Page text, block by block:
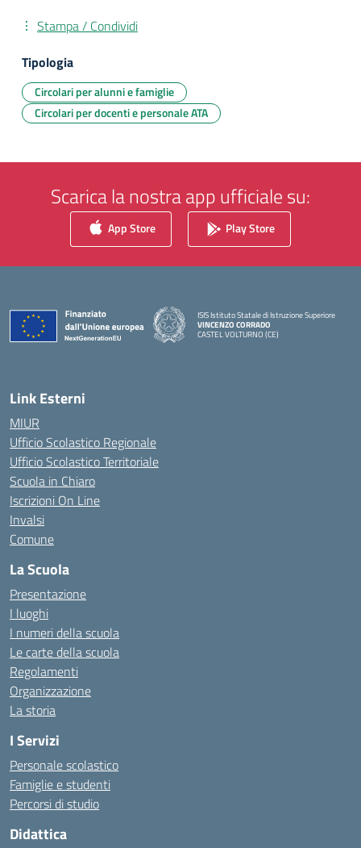
Stampa / Condividi
Tipologia
Circolari per alunni e famiglie
Circolari per docenti e personale ATA
Scarica la nostra app ufficiale su:
App Store Play Store
ISIS Istituto Statale di Istruzione Superiore
VINCENZO CORRADO
CASTEL VOLTURNO (CE)
Link Esterni
MIUR
Ufficio Scolastico Regionale
Ufficio Scolastico Territoriale
Scuola in Chiaro
Iscrizioni On Line
Invalsi
Comune
La Scuola
Presentazione
I luoghi
I numeri della scuola
Le carte della scuola
Regolamenti
Organizzazione
La storia
I Servizi
Personale scolastico
Famiglie e studenti
Percorsi di studio
Didattica